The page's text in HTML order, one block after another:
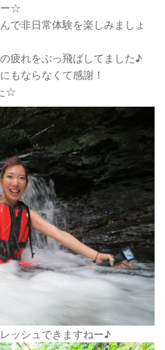
ー☆
で非日常体験を楽しみましょ
疲れをぶっ飛ばしてました♪
もならなくて感謝！
☆
ッシュできますねー♪